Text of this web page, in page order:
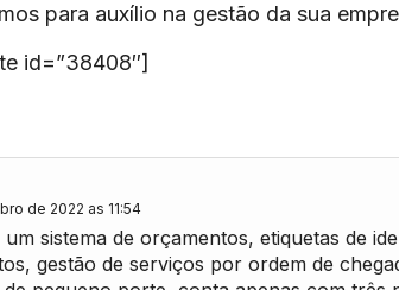
para auxílio na gestão da sua
id=”38408″]
de 2022 as 11:54
sistema de orçamentos, etiquetas de
gestão de serviços por ordem de